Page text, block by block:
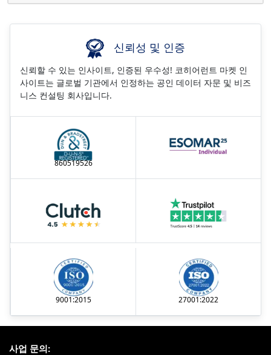
신뢰성 및 인증
신뢰할 수 있는 인사이트, 인증된 우수성! 코히어런트 마켓 인
사이트는 글로벌 기관에서 인정하는 공인 데이터 자문 및 비즈
니스 컨설팅 회사입니다.
860519526
9001:2015 27001:2022
사업 문의: